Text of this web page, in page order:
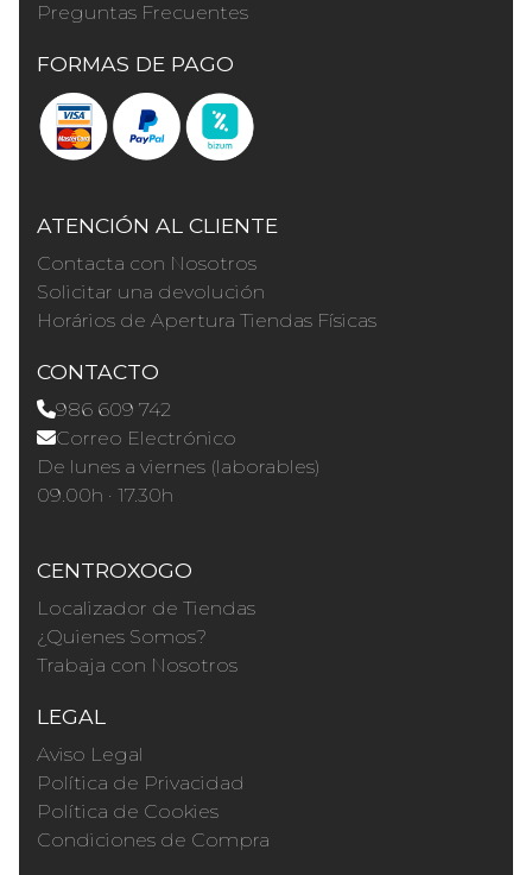
Preguntas Frecuentes
FORMAS DE PAGO
ATENCIÓN AL CLIENTE
Contacta con Nosotros
Solicitar una devolución
Horários de Apertura Tiendas Físicas
CONTACTO
986 609 742
Correo Electrónico
De lunes a viernes (laborables)
09.00h · 17.30h
CENTROXOGO
Localizador de Tiendas
¿Quienes Somos?
Trabaja con Nosotros
LEGAL
Aviso Legal
Política de Privacidad
Política de Cookies
Condiciones de Compra